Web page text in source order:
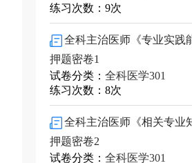
练习次数：9次
全科主治医师《专业实践
押题密卷1
试卷分类： 全科医学301
练习次数：8次
全科主治医师《相关专业
押题密卷2
试卷分类： 全科医学301